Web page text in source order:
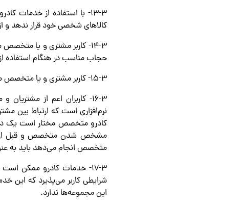
۱۳-۳- با استفاده از خدمات
کالاهای شخصی خود قرار ندهد
۱۴-۳- کاربر مشتری و یا
حجاب مناسب در هنگام استفاده
۱۵-۳- کاربر مشتری و یا متخصص می‌پذیرد و اعلام می‌دارد که متن حریم خصوصی کادرو را مطالعه کرده و مورد قبول وی است.
۱۶-۳- کاربران اعم از
نرم‌افزاری است که ارتباط بین
کادرو متخصص مختار است یک
مشخص شدن متخصص و قبل از
متخصص انجام می‌دهد باید به
۱۷-۳- خدمات کادرو ممکن
شرایطی کاربر می‌پذیرد که این
این مجموعه‌ها ندارد.